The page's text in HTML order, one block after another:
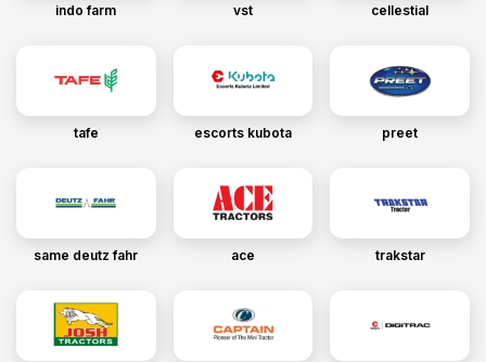
indo farm vst cellestial
tafe escorts kubota preet
same deutz fahr ace trakstar